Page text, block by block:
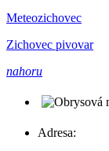
Meteozichovec
Zichovec pivovar
nahoru
Adresa: